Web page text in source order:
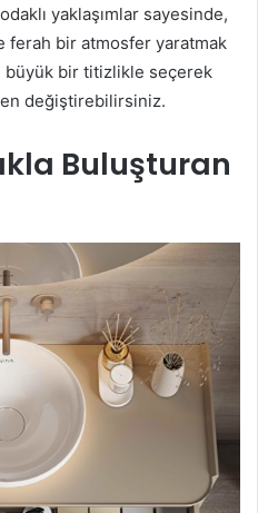
yaklaşımlar sayesinde,
ferah bir atmosfer yaratmak
büyük bir titizlikle seçerek
değiştirebilirsiniz.
Buluşturan